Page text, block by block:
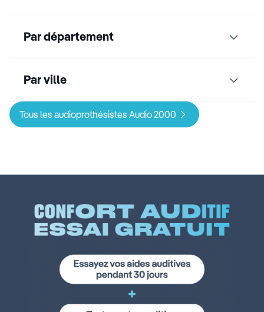
Par département
Par ville
Tous les audioprothésistes Audio 2000